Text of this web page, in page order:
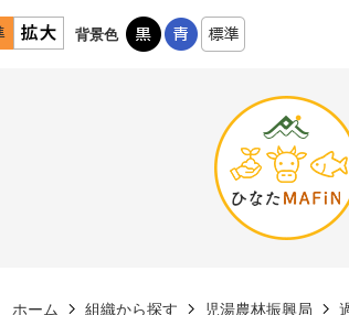
背景色
ホーム 組織から探す 児湯農林振興局